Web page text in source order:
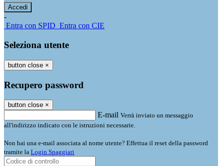
-
Entra con SPID Entra con CIE
Seleziona utente
button close ×
Recupero password
button close ×
E-mail Verrà inviato un messaggio
all'indirizzo indicato con le istruzioni necessarie.
Non hai una e-mail associata al nome utente? Effettua il reset della password
tramite la Login Spaggiari